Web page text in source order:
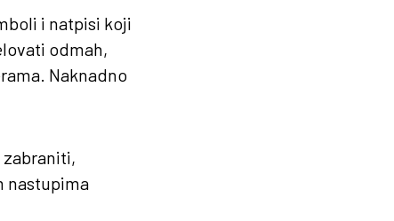
i natpisi koji
odmah,
Naknadno
nastupima